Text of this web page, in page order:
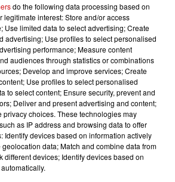
Arts et Lumières en Alsace,
d’enluminure Mesnig
du2 avril 2022 à 10h00
au23 octobre 2022 à 18h00
do the following data processing based on
legitimate interest: Store and/or access
Use limited data to select advertising; Create
advertising; Use profiles to select personalised
performance; Measure content
audiences through statistics or combinations
Develop and improve services; Create
Use profiles to select personalised
to select content; Ensure security, prevent and
Deliver and present advertising and content;
privacy choices. These technologies may
as IP address and browsing data to offer
Identify devices based on information actively
data; Match and combine data from
different devices; Identify devices based on